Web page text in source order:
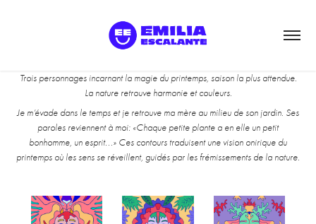
Trois personnages incarnant la magie du printemps, saison la plus attendue.
La nature retrouve harmonie et couleurs.
Je m’évade dans le temps et je retrouve ma mère au milieu de son jardin. Ses
paroles reviennent à moi: «Chaque petite plante a en elle un petit
bonhomme, un esprit...» Ces contours traduisent une vision onirique du
printemps où les sens se réveillent, guidés par les frémissements de la nature.